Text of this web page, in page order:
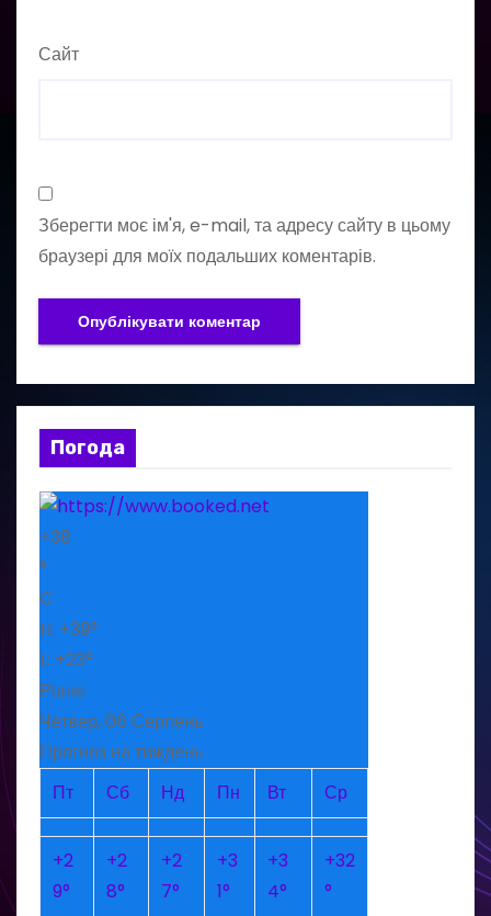
Сайт
Зберегти моє ім'я, e-mail, та адресу сайту в цьому
браузері для моїх подальших коментарів.
Погода
+38
°
C
H: +39°
L: +23°
Рівне
Четвер, 06 Серпень
Прогноз на тиждень
Пт
Сб Нд Пн Вт Ср
+2
9°
+2
8°
+2
7°
+3
1°
+3
4°
+32
°